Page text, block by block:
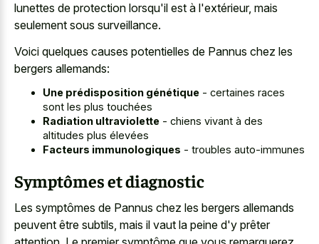
lunettes de protection lorsqu'il est à l'extérieur, mais
seulement sous surveillance.
Voici quelques causes potentielles de Pannus chez les
bergers allemands:
Une prédisposition génétique - certaines races
sont les plus touchées
Radiation ultraviolette - chiens vivant à des
altitudes plus élevées
Facteurs immunologiques - troubles auto-immunes
Symptômes et diagnostic
Les symptômes de Pannus chez les bergers allemands
peuvent être subtils, mais il vaut la peine d'y prêter